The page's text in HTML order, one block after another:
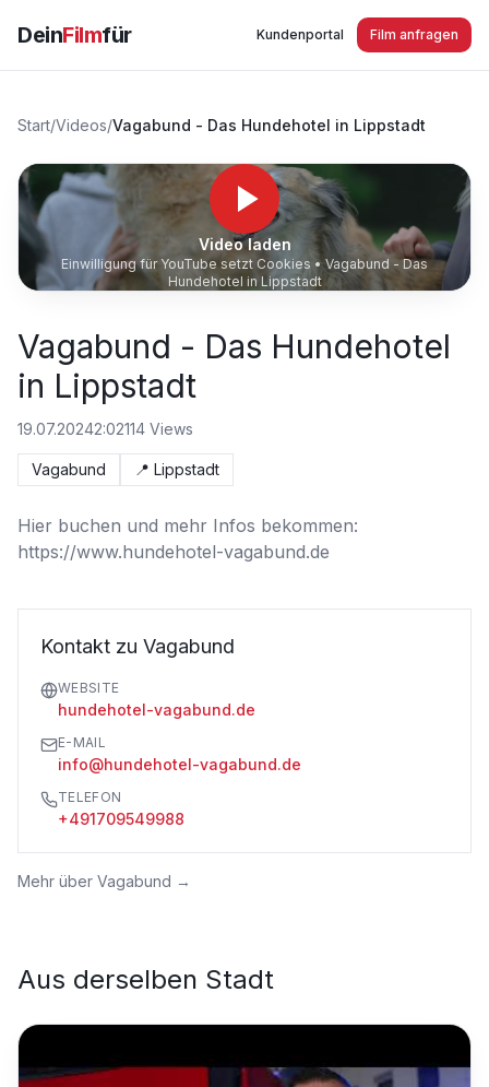
DeinFilmfür Kundenportal Film anfragen
Start/Videos/Vagabund - Das Hundehotel in Lippstadt
Video laden
Einwilligung für YouTube setzt Cookies •Vagabund - Das
Hundehotel in Lippstadt
Vagabund - Das Hundehotel
in Lippstadt
19.07.20242:02114 Views
Vagabund 📍 Lippstadt
Hier buchen und mehr Infos bekommen:
https://www.hundehotel-vagabund.de
Kontakt zu Vagabund
WEBSITE
hundehotel-vagabund.de
E-MAIL
info@hundehotel-vagabund.de
TELEFON
+491709549988
Mehr über Vagabund →
Aus derselben Stadt